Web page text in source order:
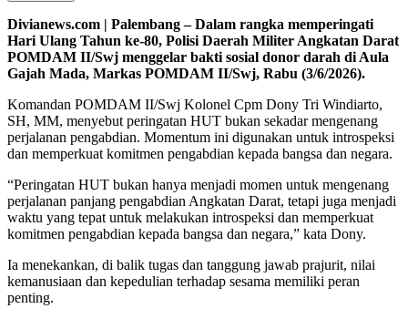
Divianews.com | Palembang – Dalam rangka memperingati
Hari Ulang Tahun ke-80, Polisi Daerah Militer Angkatan Darat
POMDAM II/Swj menggelar bakti sosial donor darah di Aula
Gajah Mada, Markas POMDAM II/Swj, Rabu (3/6/2026).
Komandan POMDAM II/Swj Kolonel Cpm Dony Tri Windiarto,
SH, MM, menyebut peringatan HUT bukan sekadar mengenang
perjalanan pengabdian. Momentum ini digunakan untuk introspeksi
dan memperkuat komitmen pengabdian kepada bangsa dan negara.
“Peringatan HUT bukan hanya menjadi momen untuk mengenang
perjalanan panjang pengabdian Angkatan Darat, tetapi juga menjadi
waktu yang tepat untuk melakukan introspeksi dan memperkuat
komitmen pengabdian kepada bangsa dan negara,” kata Dony.
Ia menekankan, di balik tugas dan tanggung jawab prajurit, nilai
kemanusiaan dan kepedulian terhadap sesama memiliki peran
penting.